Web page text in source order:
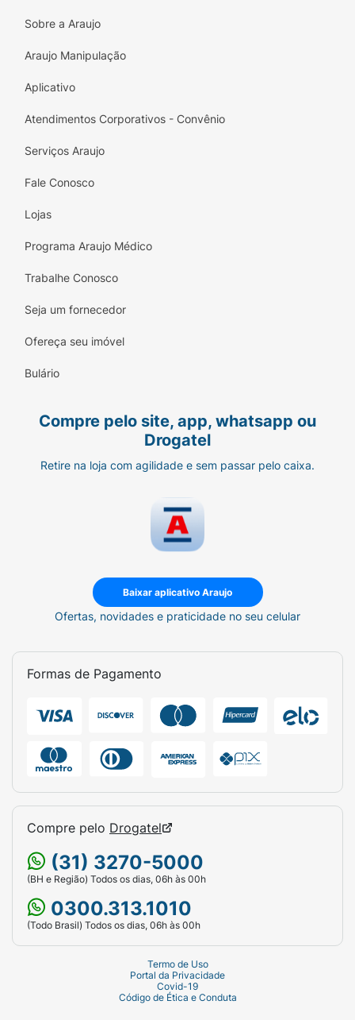
Sobre a Araujo
Araujo Manipulação
Aplicativo
Atendimentos Corporativos - Convênio
Serviços Araujo
Fale Conosco
Lojas
Programa Araujo Médico
Trabalhe Conosco
Seja um fornecedor
Ofereça seu imóvel
Bulário
Compre pelo site, app, whatsapp ou
Drogatel
Retire na loja com agilidade e sem passar pelo caixa.
Baixar aplicativo Araujo
Ofertas, novidades e praticidade no seu celular
Formas de Pagamento
Compre pelo Drogatel
(31) 3270-5000
(BH e Região) Todos os dias, 06h às 00h
0300.313.1010
(Todo Brasil) Todos os dias, 06h às 00h
Termo de Uso
Portal da Privacidade
Covid-19
Código de Ética e Conduta